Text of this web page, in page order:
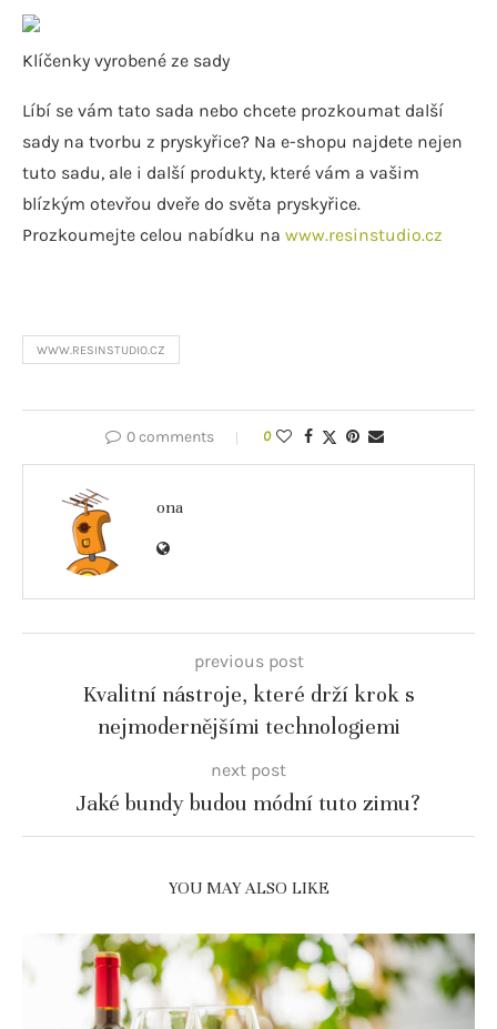
Klíčenky vyrobené ze sady
Líbí se vám tato sada nebo chcete prozkoumat další
sady na tvorbu z pryskyřice? Na e-shopu najdete nejen
tuto sadu, ale i další produkty, které vám a vašim
blízkým otevřou dveře do světa pryskyřice.
Prozkoumejte celou nabídku na www.resinstudio.cz
WWW.RESINSTUDIO.CZ
0 comments 0
ona
previous post
Kvalitní nástroje, které drží krok s
nejmodernějšími technologiemi
next post
Jaké bundy budou módní tuto zimu?
YOU MAY ALSO LIKE